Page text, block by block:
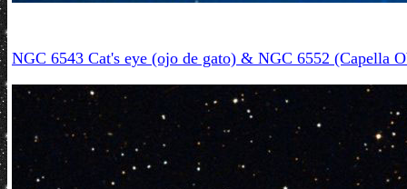
NGC 6543 Cat's eye (ojo de gato) & NGC 6552 (Capella